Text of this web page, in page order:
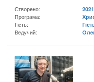
Створено:
Програма:
Гість:
Ведучий: